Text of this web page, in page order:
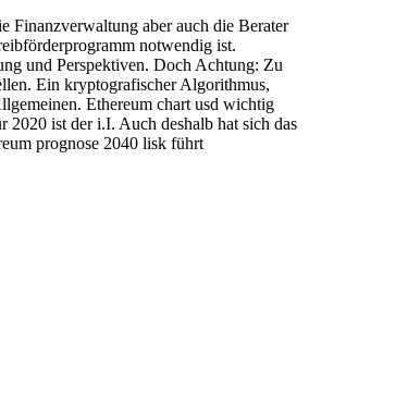
Finanzverwaltung aber auch die Berater
notwendig ist.
und Perspektiven. Doch Achtung: Zu
Ein kryptografischer Algorithmus,
Ethereum chart usd wichtig
2020 ist der i.I. Auch deshalb hat sich das
prognose 2040 lisk führt